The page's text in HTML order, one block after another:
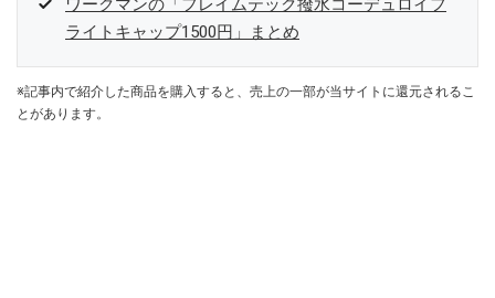
ワークマンの「フレイムテック撥水コーデュロイフ
ライトキャップ1500円」まとめ
※記事内で紹介した商品を購入すると、売上の一部が当サイトに還元されるこ
とがあります。